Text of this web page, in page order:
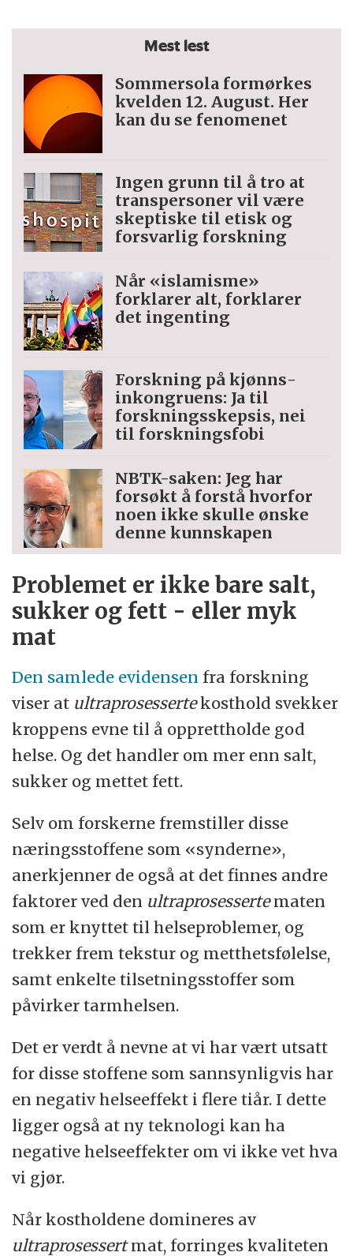
Mest lest
Sommersola formørkes
kvelden 12. August. Her
kan du se fenomenet
Ingen grunn til å tro at
trans­personer vil være
skeptiske til etisk og
forsvarlig forskning
Når «islamisme»
forklarer alt, forklarer
det ingenting
Forskning på kjønns­
inkongruens: Ja til
forskningsskepsis, nei
til forskningsfobi
NBTK-saken: Jeg har
forsøkt å forstå hvorfor
noen ikke skulle ønske
denne kunnskapen
Problemet er ikke bare salt,
sukker og fett - eller myk
mat
Den samlede evidensen fra forskning
viser at ultraprosessertekosthold svekker
kroppens evne til å opprettholde god
helse. Og det handler om mer enn salt,
sukker og mettet fett.
Selv om forskerne fremstiller disse
næringsstoffene som «synderne»,
anerkjenner de også at det finnes andre
faktorer ved den ultraprosessertematen
som er knyttet til helseproblemer, og
trekker frem tekstur og metthetsfølelse,
samt enkelte tilsetningsstoffer som
påvirker tarmhelsen.
Det er verdt å nevne at vi har vært utsatt
for disse stoffene som sannsynligvis har
en negativ helseeffekt i flere tiår. I dette
ligger også at ny teknologi kan ha
negative helseeffekter om vi ikke vet hva
vi gjør.
Når kostholdene domineres av
ultraprosessertmat, forringes kvaliteten